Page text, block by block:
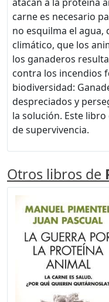
carne es necesario
no esquilma el agua,
climático, que los
los ganaderos
contra los incendios
biodiversidad:
despreciados y
la solución. Este
de supervivencia.
Otros libros de